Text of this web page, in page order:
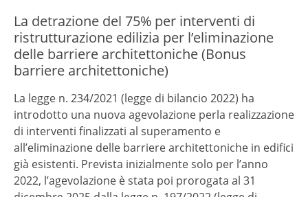
La detrazione del 75% per interventi di
ristrutturazione edilizia per l’eliminazione
delle barriere architettoniche (Bonus
barriere architettoniche)
La legge n. 234/2021 (legge di bilancio 2022) ha
introdotto una nuova agevolazione perla realizzazione
di interventi finalizzati al superamento e
all’eliminazione delle barriere architettoniche in edifici
già esistenti. Prevista inizialmente solo per l’anno
2022, l’agevolazione è stata poi prorogata al 31